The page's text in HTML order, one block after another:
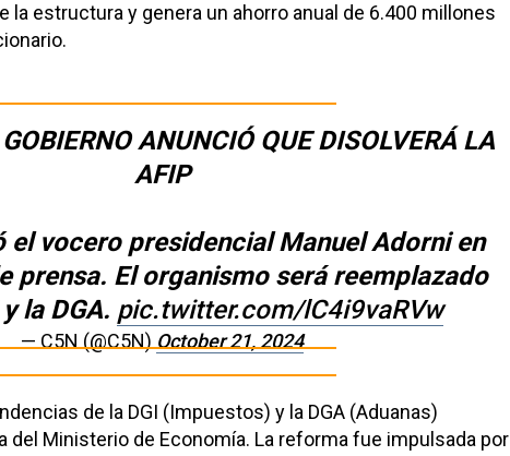
la estructura y genera un ahorro anual de 6.400 millones
ANUNCIÓ QUE DISOLVERÁ LA
AFIP
el vocero presidencial Manuel Adorni en
prensa. El organismo será reemplazado
la DGA. pic.twitter.com/lC4i9vaRVw
— C5N (@C5N) October 21, 2024
de la DGI (Impuestos) y la DGA (Aduanas)
del Ministerio de Economía. La reforma fue impulsada por